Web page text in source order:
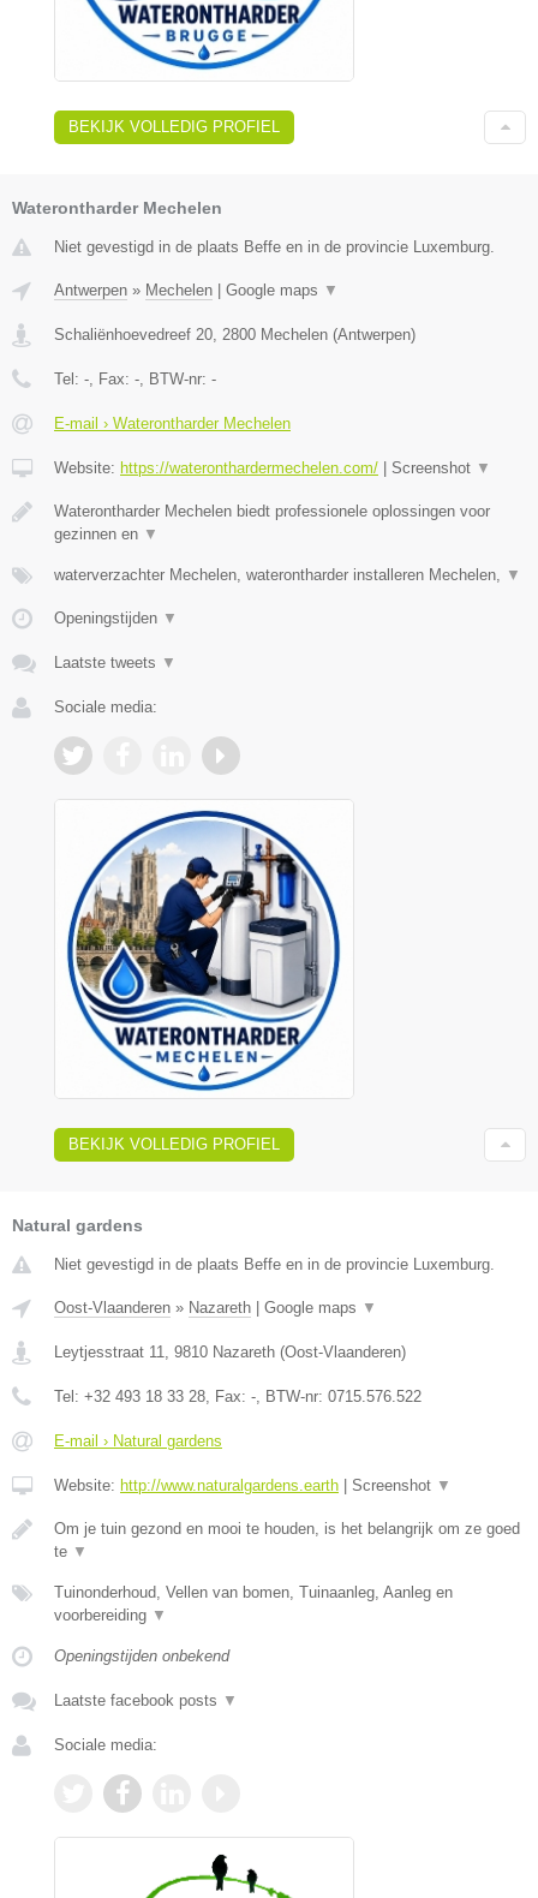
BEKIJK VOLLEDIG PROFIEL
Waterontharder Mechelen
Niet gevestigd in de plaats Beffe en in de provincie Luxemburg.
Antwerpen » Mechelen Google maps ▼
Schaliënhoevedreef 20, 2800 Mechelen (Antwerpen)
Tel: -, Fax: -, BTW-nr: -
E-mail › Waterontharder Mechelen
Website: https://wateronthardermechelen.com/ Screenshot ▼
Waterontharder Mechelen biedt professionele oplossingen voor
gezinnen en ▼
waterverzachter Mechelen, waterontharder installeren Mechelen, ▼
Openingstijden ▼
Laatste tweets ▼
Sociale media:
BEKIJK VOLLEDIG PROFIEL
Natural gardens
Niet gevestigd in de plaats Beffe en in de provincie Luxemburg.
Oost-Vlaanderen » Nazareth Google maps ▼
Leytjesstraat 11, 9810 Nazareth (Oost-Vlaanderen)
Tel: +32 493 18 33 28, Fax: -, BTW-nr: 0715.576.522
E-mail › Natural gardens
Website: http://www.naturalgardens.earth Screenshot ▼
Om je tuin gezond en mooi te houden, is het belangrijk om ze goed
te ▼
Tuinonderhoud, Vellen van bomen, Tuinaanleg, Aanleg en
voorbereiding ▼
Openingstijden onbekend
Laatste facebook posts ▼
Sociale media: